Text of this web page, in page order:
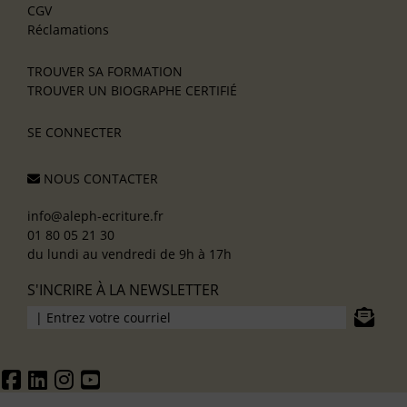
CGV
Réclamations
TROUVER SA FORMATION
TROUVER UN BIOGRAPHE CERTIFIÉ
SE CONNECTER
NOUS CONTACTER
info@aleph-ecriture.fr
01 80 05 21 30
du lundi au vendredi de 9h à 17h
S'INCRIRE À LA NEWSLETTER